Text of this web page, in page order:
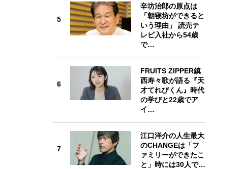
5
辛坊治郎の原点は
「朝寝坊ができると
いう理由」 読売テ
レビ入社から54歳
で…
6
FRUITS ZIPPER鎮
西寿々歌が語る『天
才てれびくん』時代
の学びと22歳でア
イ…
7
江口洋介の人生最大
のCHANGEは「フ
ァミリーができたこ
と」時には30人で…